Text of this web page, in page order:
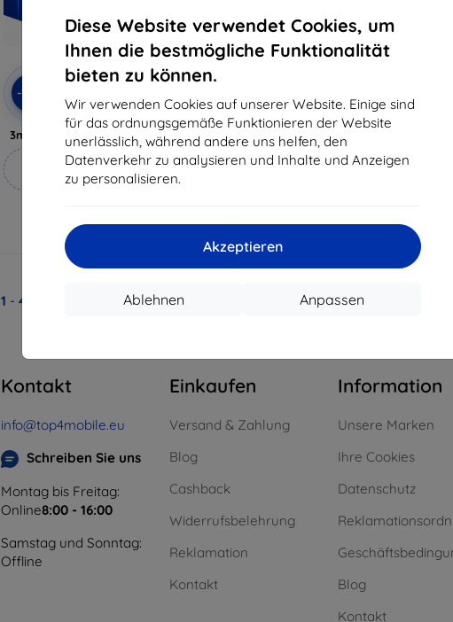
Diese Website verwendet Cookies, um
Ihnen die bestmögliche Funktionalität
bieten zu können.
Wir verwenden Cookies auf unserer Website. Einige sind
für das ordnungsgemäße Funktionieren der Website
unerlässlich, während andere uns helfen, den
Datenverkehr zu analysieren und Inhalte und Anzeigen
zu personalisieren.
Akzeptieren
Anpassen
Ablehnen
-10%
Rabatt
Gutschein
3mk Anti-Shock Schutzglas
Maßgeschneidert
hergestellt
15,21 €
Auf Lager > 5 Stk.
Gutschein
3mk Pure Matt Schutzglas
Maßgeschneidert
11,61 €
Auf Lager > 5 Stk.
3mk
Auf
1 - 4
Kontakt
info@top4mobile.eu
Schreiben Sie uns
Montag bis Freitag:
Online8:00 - 16:00
Samstag und Sonntag:
Offline
Einkaufen
Versand & Zahlung
Blog
Cashback
Widerrufsbelehrung
Reklamation
Kontakt
Information
Unsere Marken
Ihre Cookies
Datenschutz
Blog
Kontakt